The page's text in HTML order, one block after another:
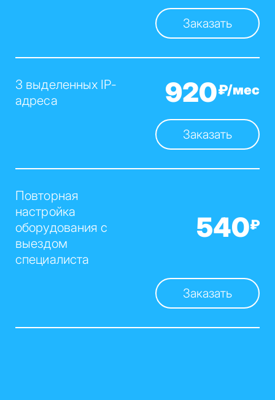
Заказать
3 выделенных IP-
адреса
920₽/мес
Заказать
Повторная
настройка
оборудования с
выездом
специалиста
540₽
Заказать